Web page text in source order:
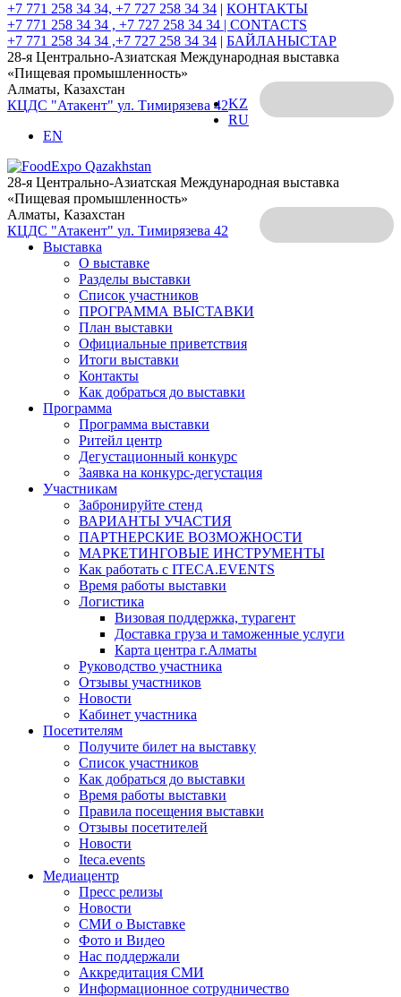
+7 771 258 34 34, +7 727 258 34 34 | КОНТАКТЫ
+7 771 258 34 34 , +7 727 258 34 34 | CONTACTS
+7 771 258 34 34 ,+7 727 258 34 34 | БАЙЛАНЫСТАР
28-я Центрально-Азиатская Международная выставка
«Пищевая промышленность»
Алматы, Казахстан
КЦДС "Атакент" ул. Тимирязева 42KZ
RU
EN
28-я Центрально-Азиатская Международная выставка
«Пищевая промышленность»
Алматы, Казахстан
КЦДС "Атакент" ул. Тимирязева 42
Выставка
О выставке
Разделы выставки
Список участников
ПРОГРАММА ВЫСТАВКИ
План выставки
Официальные приветствия
Итоги выставки
Контакты
Как добраться до выставки
Программа
Программа выставки
Ритейл центр
Дегустационный конкурс
Заявка на конкурс-дегустация
Участникам
Забронируйте стенд
ВАРИАНТЫ УЧАСТИЯ
ПАРТНЕРСКИЕ ВОЗМОЖНОСТИ
МАРКЕТИНГОВЫЕ ИНСТРУМЕНТЫ
Как работать с ITECA.EVENTS
Время работы выставки
Логистика
Визовая поддержка, турагент
Доставка груза и таможенные услуги
Карта центра г.Алматы
Руководство участника
Отзывы участников
Новости
Кабинет участника
Посетителям
Получите билет на выставку
Список участников
Как добраться до выставки
Время работы выставки
Правила посещения выставки
Отзывы посетителей
Новости
Iteca.events
Медиацентр
Пресс релизы
Новости
СМИ о Выставке
Фото и Видео
Нас поддержали
Аккредитация СМИ
Информационное сотрудничество